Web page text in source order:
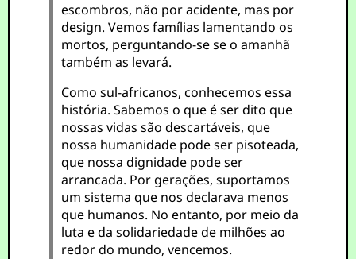
escombros, não por acidente, mas por
design. Vemos famílias lamentando os
mortos, perguntando-se se o amanhã
também as levará.
Como sul-africanos, conhecemos essa
história. Sabemos o que é ser dito que
nossas vidas são descartáveis, que
nossa humanidade pode ser pisoteada,
que nossa dignidade pode ser
arrancada. Por gerações, suportamos
um sistema que nos declarava menos
que humanos. No entanto, por meio da
luta e da solidariedade de milhões ao
redor do mundo, vencemos.